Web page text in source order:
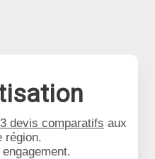
3 devis comparatifs aux
région.